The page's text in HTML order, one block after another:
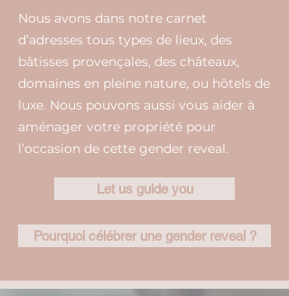
Nous avons dans notre carnet
d’adresses tous types de lieux, des
bâtisses provençales, des châteaux,
domaines en pleine nature, ou hôtels de
luxe. Nous pouvons aussi vous aider à
aménager votre propriété pour
l’occasion de cette gender reveal.
Let us guide you
Pourquoi célébrer une gender reveal ?